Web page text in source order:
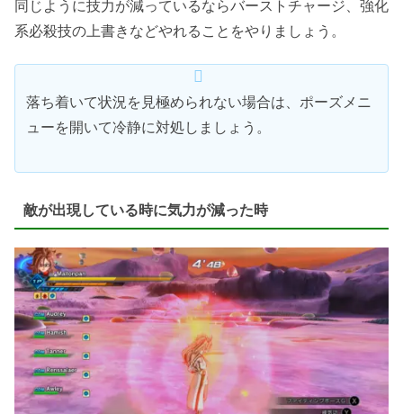
同じように技力が減っているならバーストチャージ、強化
系必殺技の上書きなどやれることをやりましょう。
落ち着いて状況を見極められない場合は、ポーズメニ
ューを開いて冷静に対処しましょう。
敵が出現している時に気力が減った時